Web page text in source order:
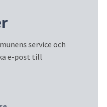
service och
e-post till